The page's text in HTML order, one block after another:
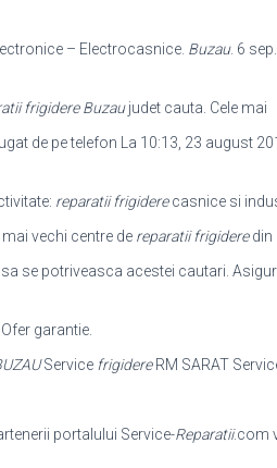
– Electrocasnice. Buzau. 6 sep.
frigidere Buzaujudet cauta. Cele mai
de pe telefon La 10:13, 23 august
reparatii frigiderecasnice si
vechi centre de reparatii frigideredin
se potriveasca acestei cautari.
garantie.
Service frigidereRM SARAT
portalului Service-Reparatii.com